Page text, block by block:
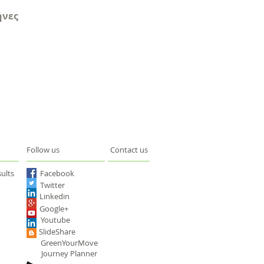
Contact us
Follow us
Facebook
Twitter
Linkedin
Google+
Youtube
GreenYourMove
Journey Planner
SlideShare